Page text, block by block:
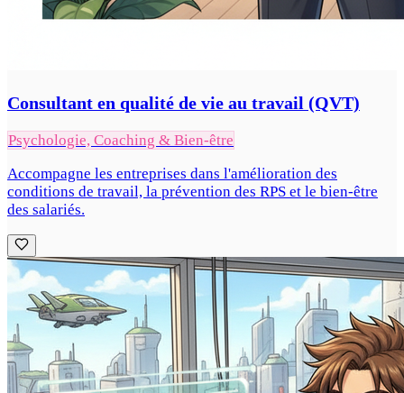
Consultant en qualité de vie au travail (QVT)
Psychologie, Coaching & Bien-être
Accompagne les entreprises dans l'amélioration des
conditions de travail, la prévention des RPS et le bien-être
des salariés.